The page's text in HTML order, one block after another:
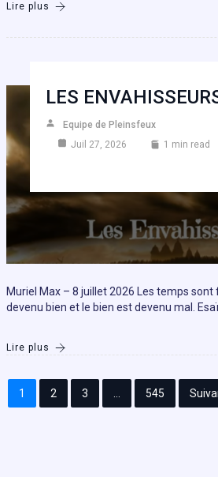
Lire plus
LES
Equipe de Pleinsfeux
Juil 27, 2026
1 min read
Muriel Max – 8 juillet 2026 Les temps
devenu bien et le bien est devenu mal.
Lire plus
1 2 3 545